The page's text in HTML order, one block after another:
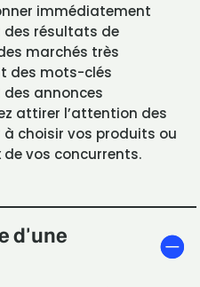
immédiatement
des résultats de
marchés très
des mots-clés
annonces
attirer l’attention des
choisir vos produits ou
vos concurrents.
d'une